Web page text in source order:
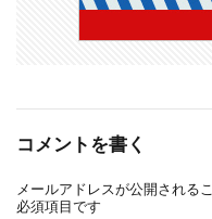
コメントを書く
メールアドレスが公開される
必須項目です